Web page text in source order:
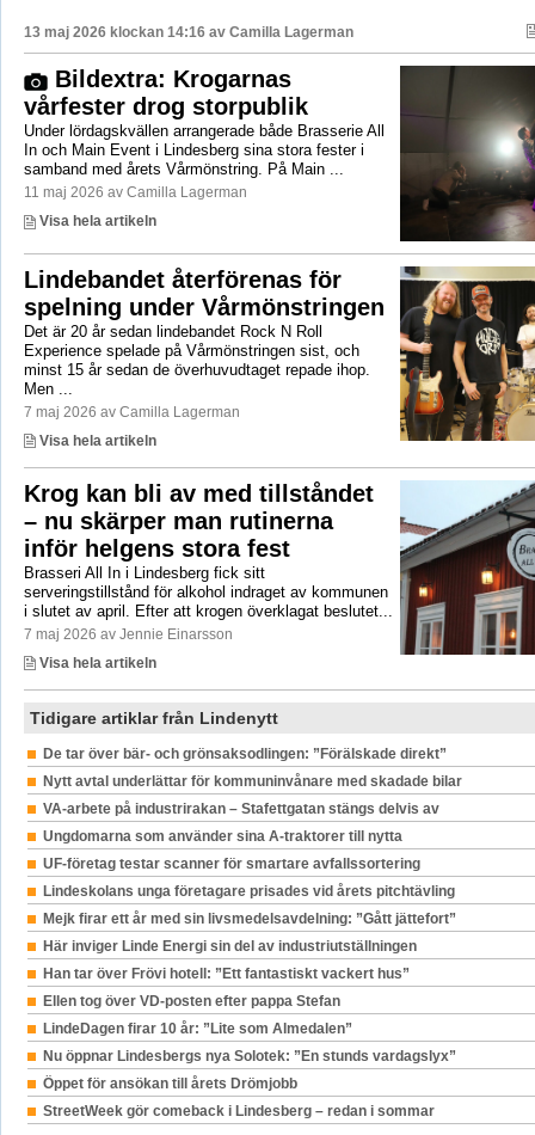
13 maj 2026 klockan 14:16 av Camilla Lagerman
Bildextra: Krogarnas
vårfester drog storpublik
Under lördagskvällen arrangerade både Brasserie All
In och Main Event i Lindesberg sina stora fester i
samband med årets Vårmönstring. På Main ...
11 maj 2026 av Camilla Lagerman
Visa hela artikeln
Lindebandet återförenas för
spelning under Vårmönstringen
Det är 20 år sedan lindebandet Rock N Roll
Experience spelade på Vårmönstringen sist, och
minst 15 år sedan de överhuvudtaget repade ihop.
Men ...
7 maj 2026 av Camilla Lagerman
Visa hela artikeln
Krog kan bli av med tillståndet
– nu skärper man rutinerna
inför helgens stora fest
Brasseri All In i Lindesberg fick sitt
serveringstillstånd för alkohol indraget av kommunen
i slutet av april. Efter att krogen överklagat beslutet...
7 maj 2026 av Jennie Einarsson
Visa hela artikeln
Tidigare artiklar från Lindenytt
De tar över bär- och grönsaksodlingen: ”Förälskade direkt”
Nytt avtal underlättar för kommuninvånare med skadade bilar
VA-arbete på industrirakan – Stafettgatan stängs delvis av
Ungdomarna som använder sina A-traktorer till nytta
UF-företag testar scanner för smartare avfallssortering
Lindeskolans unga företagare prisades vid årets pitchtävling
Mejk firar ett år med sin livsmedelsavdelning: ”Gått jättefort”
Här inviger Linde Energi sin del av industriutställningen
Han tar över Frövi hotell: ”Ett fantastiskt vackert hus”
Ellen tog över VD-posten efter pappa Stefan
LindeDagen firar 10 år: ”Lite som Almedalen”
Nu öppnar Lindesbergs nya Solotek: ”En stunds vardagslyx”
Öppet för ansökan till årets Drömjobb
StreetWeek gör comeback i Lindesberg – redan i sommar